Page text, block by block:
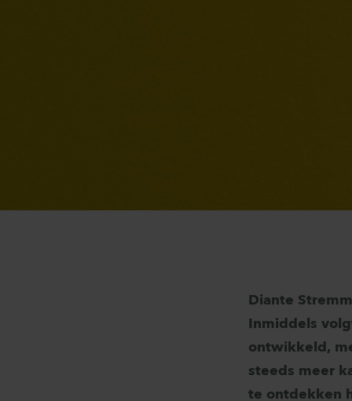
Diante
Inmiddels
ontwikkeld,
steeds meer
te ontdekken